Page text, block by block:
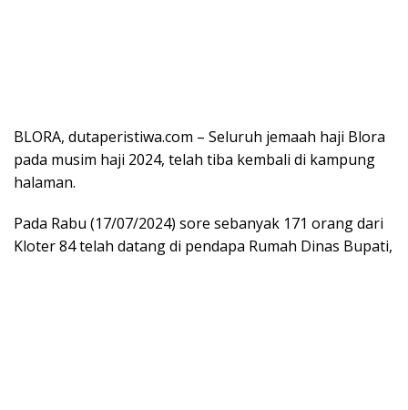
BLORA, dutaperistiwa.com – Seluruh jemaah haji Blora
pada musim haji 2024, telah tiba kembali di kampung
halaman.
Pada Rabu (17/07/2024) sore sebanyak 171 orang dari
Kloter 84 telah datang di pendapa Rumah Dinas Bupati,